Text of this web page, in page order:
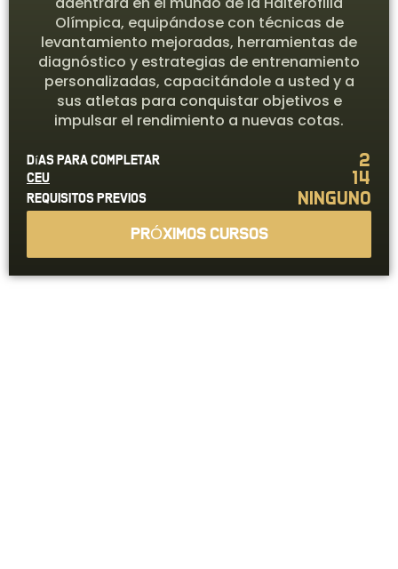
Olímpica, equipándose con técnicas de
levantamiento mejoradas, herramientas de
diagnóstico y estrategias de entrenamiento
personalizadas, capacitándole a usted y a
sus atletas para conquistar objetivos e
impulsar el rendimiento a nuevas cotas.
Días para completar 2
CEU 14
Requisitos previos Ninguno
PRÓXIMOS CURSOS